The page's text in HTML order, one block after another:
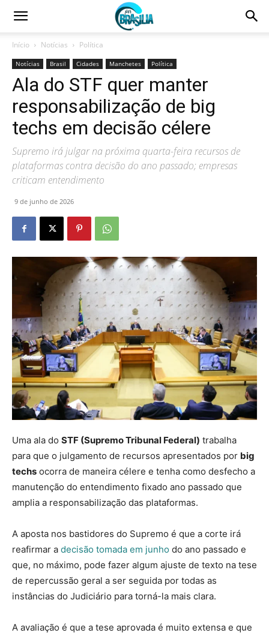
Início Notícias Política
Notícias Brasil Cidades Manchetes Política
Ala do STF quer manter
responsabilização de big
techs em decisão célere
Supremo irá julgar na próxima quarta-feira recursos de
plataformas contra decisão do ano passado; empresas
criticam entendimento
9 de junho de 2026
Uma ala do STF (Supremo Tribunal Federal) trabalha
para que o julgamento de recursos apresentados por big
techs ocorra de maneira célere e tenha como desfecho a
manutenção do entendimento fixado ano passado que
amplia a responsabilização das plataformas.
A aposta nos bastidores do Supremo é que a corte irá
reafirmar a decisão tomada em junho do ano passado e
que, no máximo, pode fazer algum ajuste de texto na tese
de repercussão geral a ser seguida por todas as
instâncias do Judiciário para torná-la mais clara.
A avaliação é que a tese aprovada é muito extensa e que